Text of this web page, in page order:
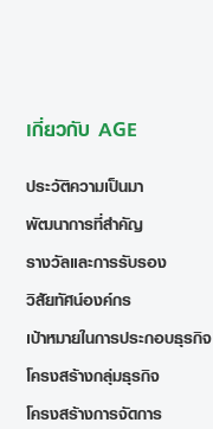
เกี่ยวกับ AGE
ประวัติความเป็นมา
พัฒนาการที่สำคัญ
รางวัลและการรับรอง
วิสัยทัศน์องค์กร
เป้าหมายในการประกอบธุรกิจ
โครงสร้างกลุ่มธุรกิจ
โครงสร้างการจัดการ